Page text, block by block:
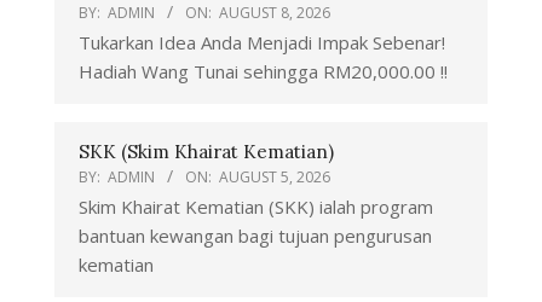
BY: ADMIN ON: AUGUST 8, 2026
Tukarkan Idea Anda Menjadi Impak Sebenar!
Hadiah Wang Tunai sehingga RM20,000.00 !!
SKK (Skim Khairat Kematian)
BY: ADMIN ON: AUGUST 5, 2026
Skim Khairat Kematian (SKK) ialah program
bantuan kewangan bagi tujuan pengurusan
kematian